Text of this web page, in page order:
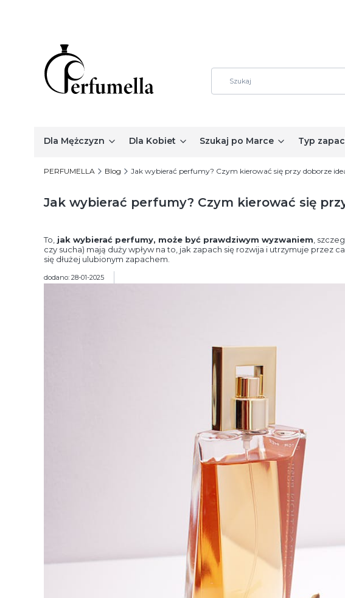
Dla Mężczyzn Dla Kobiet Szukaj po Marce Typ
PERFUMELLA Blog Jak wybierać perfumy? Czym kierować się przy doborze
Jak wybierać perfumy? Czym kierować się
To, jak wybierać perfumy, może być prawdziwym wyzwaniem ,
czy sucha) mają duży wpływ na to, jak zapach się rozwija i utrzymuje przez
się dłużej ulubionym zapachem.
dodano: 28-01-2025